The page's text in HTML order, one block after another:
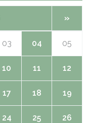
»
03 04 05
10 11 12
17 18 19
24 25 26